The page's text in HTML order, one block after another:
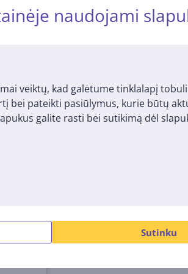
naudojami
veiktų, kad galėtume tinklalapį
bei pateikti pasiūlymus, kurie būtų
galite rasti bei sutikimą dėl
Sutinku
Nemokamas pristatymas į paštomatus